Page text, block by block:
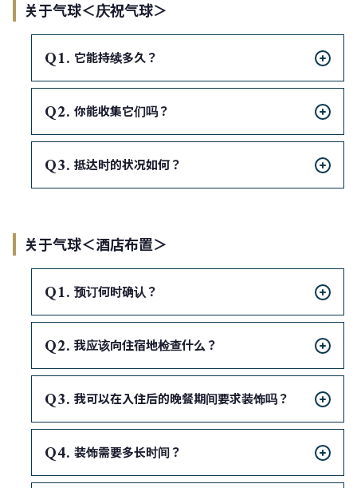
关于气球＜庆祝气球＞
Q 它能持续多久？
Q 你能收集它们吗？
Q 抵达时的状况如何？
关于气球＜酒店布置＞
Q 预订何时确认？
Q 我应该向住宿地检查什么？
Q 我可以在入住后的晚餐期间要求装饰吗？
Q 装饰需要多长时间？